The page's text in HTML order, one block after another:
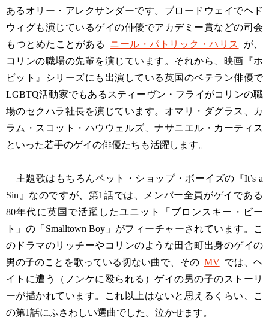
あるオリー・アレクサンダーです。ブロードウェイでヘド
ウィグも演じているゲイの俳優でアカデミー賞などの司会
もつとめたことがある
ニール・パトリック・ハリス
が、
コリンの職場の先輩を演じています。それから、映画『ホ
ビット』シリーズにも出演している英国のベテラン俳優で
LGBTQ活動家でもあるスティーヴン・フライがコリンの職
場のセクハラ社長を演じています。オマリ・ダグラス、カ
ラム・スコット・ハウウェルズ、ナサニエル・カーティス
といった若手のゲイの俳優たちも活躍します。
主題歌はもちろんペット・ショップ・ボーイズの『It’s a
Sin』なのですが、第1話では、メンバー全員がゲイである
80年代に英国で活躍したユニット「ブロンスキー・ビー
ト」の「Smalltown Boy」がフィーチャーされています。こ
のドラマのリッチーやコリンのような田舎町出身のゲイの
男の子のことを歌っている切ない曲で、その MV では、ヘ
イトに遭う（ノンケに殴られる）ゲイの男の子のストーリ
ーが描かれています。これ以上はないと思えるくらい、こ
の第1話にふさわしい選曲でした。泣かせます。